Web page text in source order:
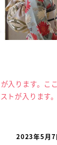
入ります。こ
トが入ります
2023年5月7